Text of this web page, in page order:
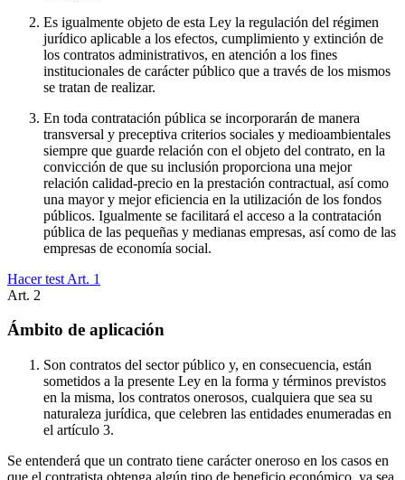
Es igualmente objeto de esta Ley la regulación del régimen
jurídico aplicable a los efectos, cumplimiento y extinción de
los contratos administrativos, en atención a los fines
institucionales de carácter público que a través de los mismos
se tratan de realizar.
En toda contratación pública se incorporarán de manera
transversal y preceptiva criterios sociales y medioambientales
siempre que guarde relación con el objeto del contrato, en la
convicción de que su inclusión proporciona una mejor
relación calidad-precio en la prestación contractual, así como
una mayor y mejor eficiencia en la utilización de los fondos
públicos. Igualmente se facilitará el acceso a la contratación
pública de las pequeñas y medianas empresas, así como de las
empresas de economía social.
Hacer test Art. 1
Art. 2
Ámbito de aplicación
Son contratos del sector público y, en consecuencia, están
sometidos a la presente Ley en la forma y términos previstos
en la misma, los contratos onerosos, cualquiera que sea su
naturaleza jurídica, que celebren las entidades enumeradas en
el artículo 3.
Se entenderá que un contrato tiene carácter oneroso en los casos en
que el contratista obtenga algún tipo de beneficio económico, ya sea